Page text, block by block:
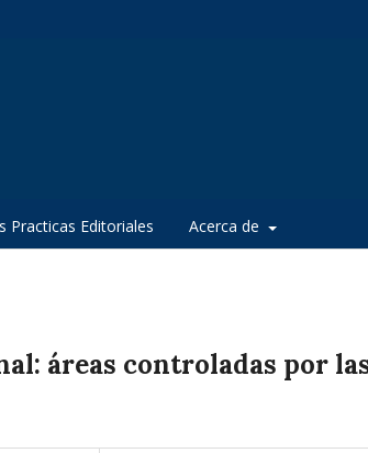
Practicas Editoriales Acerca de
áreas controladas por